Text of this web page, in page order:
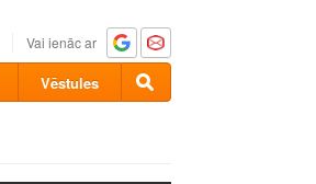
Vai ienāc ar
Vēstules